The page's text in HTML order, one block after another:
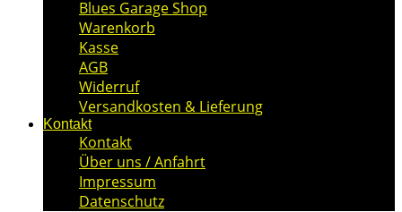
Blues Garage Shop
Warenkorb
Kasse
AGB
Widerruf
Versandkosten & Lieferung
Kontakt
Kontakt
Über uns / Anfahrt
Impressum
Datenschutz